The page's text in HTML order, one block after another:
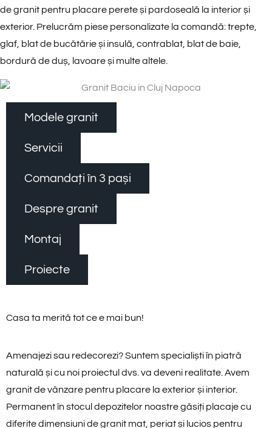
de granit pentru placare perete și pardoseală la interior și
exterior. Prelucrăm piese personalizate la comandă: trepte,
glaf, blat de bucătărie și insulă, contrablat, blat de baie,
bordură de duș, lavoare și multe altele.
Modele granit
Servicii
Comandați în 3 pași
Despre granit
Montaj
Proiecte
Casa ta merită tot ce e mai bun!
Amenajezi sau redecorezi? Suntem specialiști în piatră
naturală și cu noi proiectul dvs. va deveni realitate. Avem
granit de vânzare pentru placare la exterior și interior.
Permanent în stocul depozitelor noastre găsiți placaje cu
diferite dimensiuni de granit mat, periat și lucios pentru